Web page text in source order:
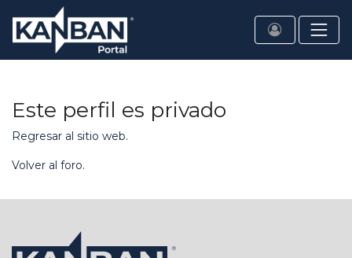
Este perfil es privado
Regresar al sitio web.
Volver al foro.